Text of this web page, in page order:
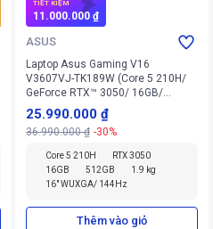
TIẾT KIỆM
11.000.000 ₫
ASUS
Laptop Asus Gaming V16
V3607VJ-TK189W (Core 5 210H/
GeForce RTX™ 3050/ 16GB/
512GB/ Windows 11 Home)
25.990.000 ₫
36.990.000 ₫ -30%
Core 5 210H
RTX 3050
16GB
512GB
1.9 kg
16" WUXGA/ 144Hz
Thêm vào giỏ